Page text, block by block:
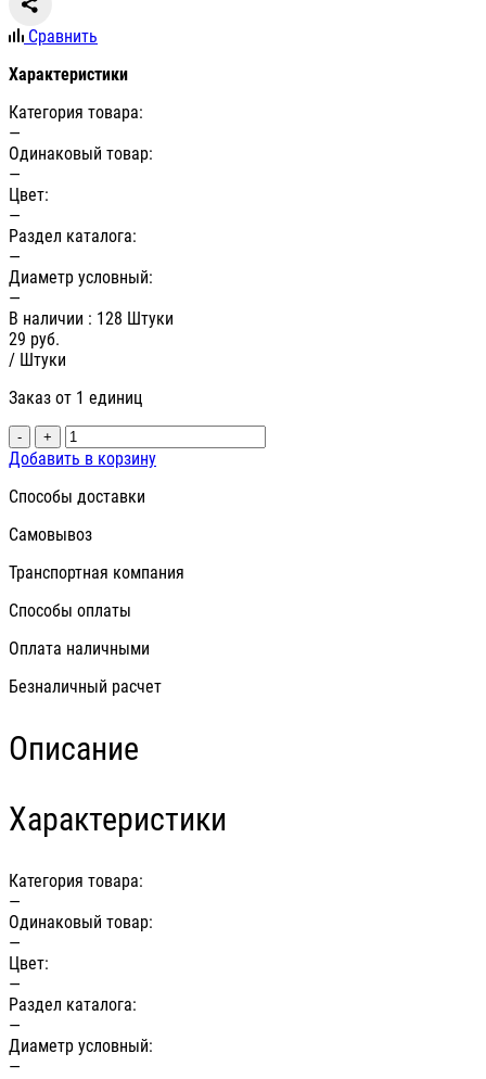
Сравнить
Характеристики
Категория товара:
—
Одинаковый товар:
—
Цвет:
—
Раздел каталога:
—
Диаметр условный:
—
В наличии : 128 Штуки
29 руб.
/ Штуки
Заказ от 1 единиц
- +
Добавить в корзину
Способы доставки
Самовывоз
Транспортная компания
Способы оплаты
Оплата наличными
Безналичный расчет
Описание
Характеристики
Категория товара:
—
Одинаковый товар:
—
Цвет:
—
Раздел каталога:
—
Диаметр условный:
—